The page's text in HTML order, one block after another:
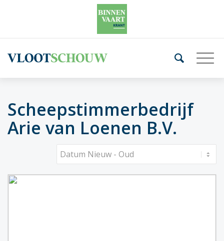
Scheepstimmerbedrijf
Arie van Loenen B.V.